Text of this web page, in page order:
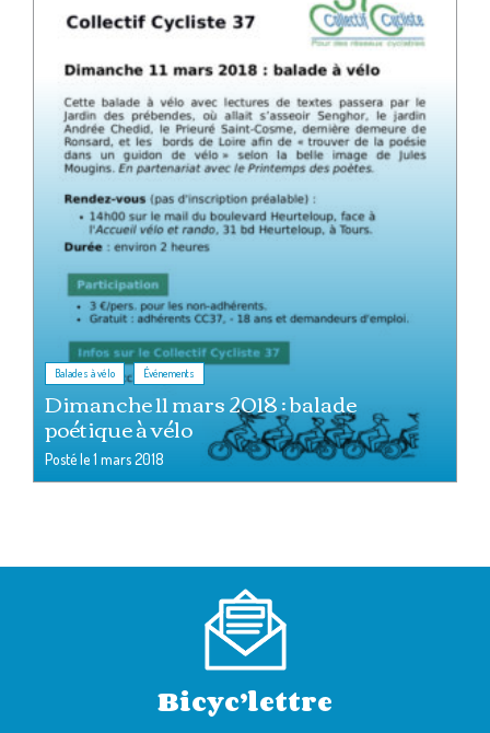
Balades à vélo , Événements
Dimanche 11 mars 2018 : balade
poétique à vélo
Posté le1 mars 2018
Bicyc’lettre